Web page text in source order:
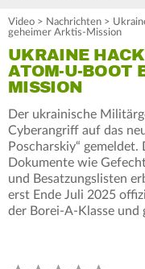
Video > Nachrichten >
geheimer Arktis-Mission
UKRAINE
ATOM-U-BOOT
MISSION
Der ukrainische
Cyberangriff auf das
Poscharskiy“
Dokumente wie
und Besatzungslisten
erst Ende Juli 2025
der Borei-A-Klasse und